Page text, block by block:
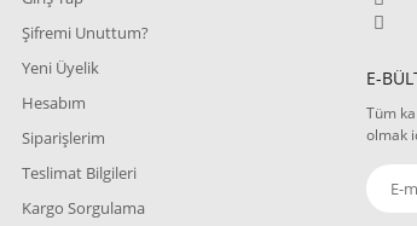
Şifremi Unuttum?
Yeni Üyelik
Hesabım
Siparişlerim
Teslimat Bilgileri
Kargo Sorgulama
E-
Tüm
olmak